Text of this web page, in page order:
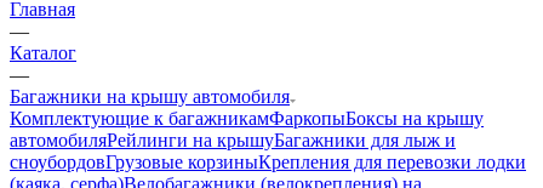
Главная
—
Каталог
—
Багажники на крышу автомобиля
Комплектующие к багажникамФаркопыБоксы на крышу
автомобиляРейлинги на крышуБагажники для лыж и
сноубордовГрузовые корзиныКрепления для перевозки лодки
(каяка, серфа)Велобагажники (велокрепления) на